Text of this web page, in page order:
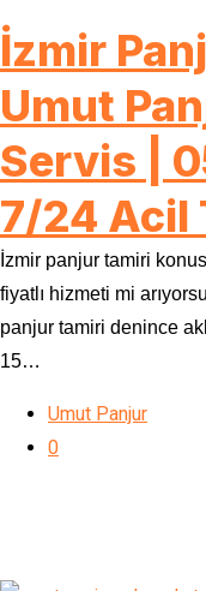
İzmir
Umut
Servis |
7/24 Acil
İzmir panjur tamiri
fiyatlı hizmeti mi
panjur tamiri denince
15…
Umut Panjur
0